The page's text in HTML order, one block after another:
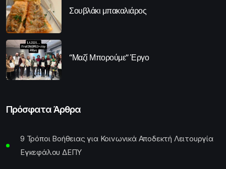
Σουβλάκι μπακαλιάρος
“Μαζί Μπορούμε” Έργο
Πρόσφατα Άρθρα
9 Τρόποι Βοήθειας για Κοινωνικά Αποδεκτή Λειτουργία
Εγκεφάλου ΔΕΠΥ